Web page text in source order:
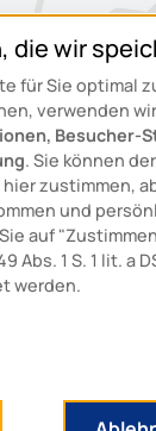
die wir
für Sie optimal
verwenden
Besucher-
. Sie können
zustimmen,
und
auf
Abs. 1 S. 1 lit. a
werden.